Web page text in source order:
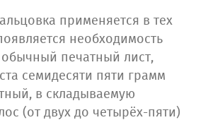
применяется в тех
необходимость
печатный лист,
семидесяти пяти грамм
в складываемую
(от двух до четырёх-пяти)